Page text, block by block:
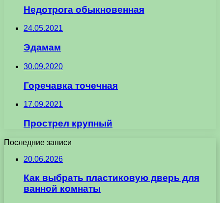
Недотрога обыкновенная
24.05.2021
Эдамам
30.09.2020
Горечавка точечная
17.09.2021
Прострел крупный
Последние записи
20.06.2026
Как выбрать пластиковую дверь для
ванной комнаты